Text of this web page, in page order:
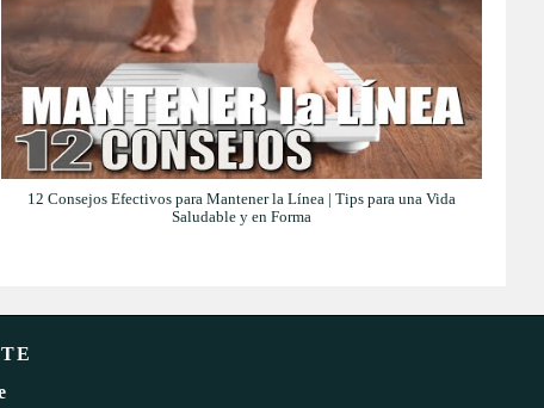
12 Consejos Efectivos para Mantener la Línea | Tips para una Vida
Saludable y en Forma